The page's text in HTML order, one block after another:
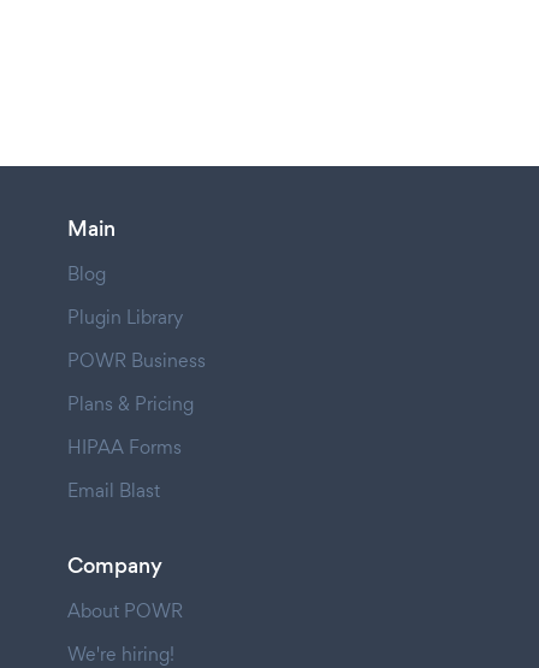
Main
Blog
Plugin Library
POWR Business
Plans & Pricing
HIPAA Forms
Email Blast
Company
About POWR
We're hiring!